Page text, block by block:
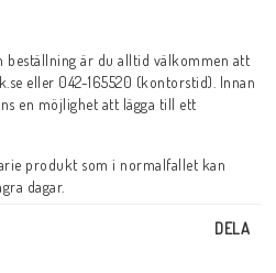
beställning är du alltid välkommen att
eller 042-165520 (kontorstid). Innan
en möjlighet att lägga till ett
produkt som i normalfallet kan
dagar.
DELA